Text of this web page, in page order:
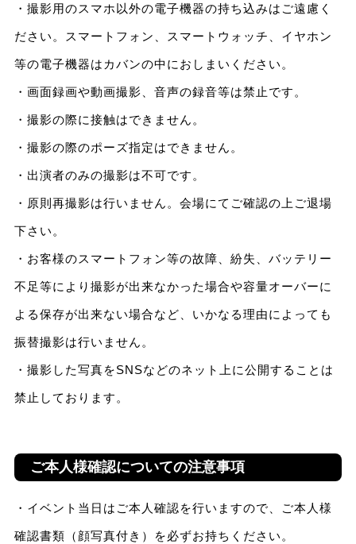
・撮影用のスマホ以外の電子機器の持ち込みはご遠慮く
ださい。スマートフォン、スマートウォッチ、イヤホン
等の電子機器はカバンの中におしまいください。
・画面録画や動画撮影、音声の録音等は禁止です。
・撮影の際に接触はできません。
・撮影の際のポーズ指定はできません。
・出演者のみの撮影は不可です。
・原則再撮影は行いません。会場にてご確認の上ご退場
下さい。
・お客様のスマートフォン等の故障、紛失、バッテリー
不足等により撮影が出来なかった場合や容量オーバーに
よる保存が出来ない場合など、いかなる理由によっても
振替撮影は行いません。
・撮影した写真をSNSなどのネット上に公開することは
禁止しております。
ご本人様確認についての注意事項
・イベント当日はご本人確認を行いますので、ご本人様
確認書類（顔写真付き）を必ずお持ちください。